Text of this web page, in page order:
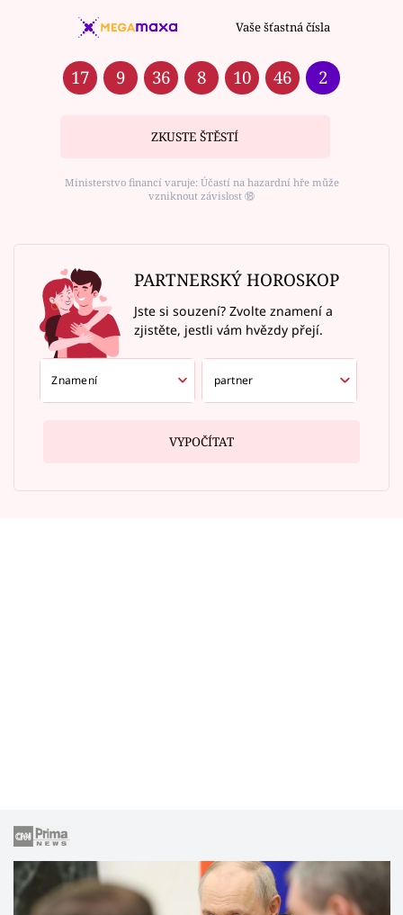
Vaše šťastná čísla
17 9 36 8 10 46 2
ZKUSTE ŠTĚSTÍ
Ministerstvo financí varuje: Účastí na hazardní hře může
vzniknout závislost ⑱
PARTNERSKÝ HOROSKOP
Jste si souzení? Zvolte znamení a
zjistěte, jestli vám hvězdy přejí.
VYPOČÍTAT